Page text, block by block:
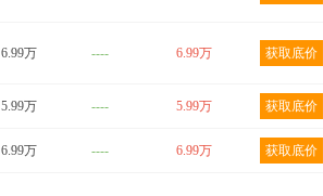
6.99万 ---- 6.99万 获取底价
5.99万 ---- 5.99万 获取底价
6.99万 ---- 6.99万 获取底价